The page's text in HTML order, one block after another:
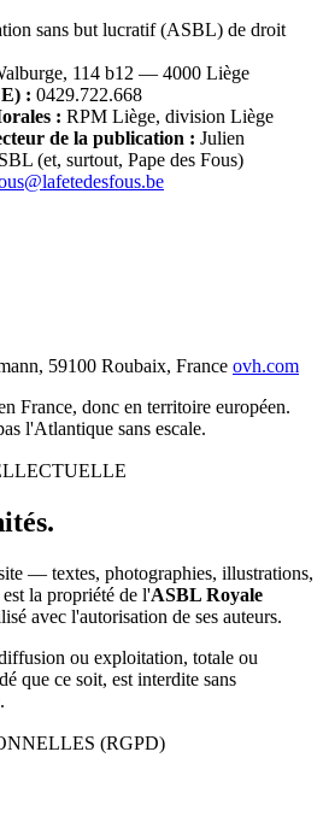
sans but lucratif (ASBL) de droit
114 b12 — 4000 Liège
: 0429.722.668
: RPM Liège, division Liège
de la publication : Julien
(et, surtout, Pape des Fous)
59100 Roubaix, France ovh.com
France, donc en territoire européen.
l'Atlantique sans escale.
— textes, photographies, illustrations,
la propriété de l'ASBL Royale
avec l'autorisation de ses auteurs.
ou exploitation, totale ou
que ce soit, est interdite sans
(RGPD)